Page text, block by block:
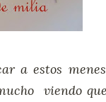
a estos
viendo